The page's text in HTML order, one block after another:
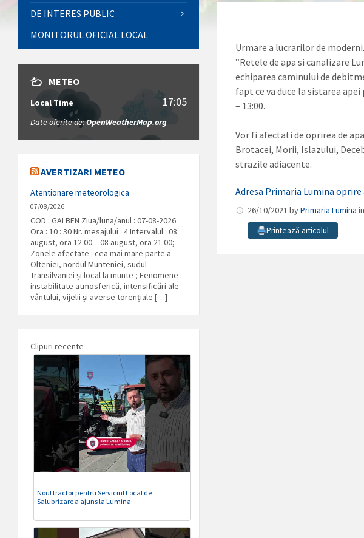
Urmare a lucrarilor de
”Retele de apa si canalizare
echiparea caminului de
fapt ce va duce la sistarea
– 13:00.
Vor fi afectati de oprirea de
Brotacei, Morii, Islazului,
strazile adiacente.
Adresa Primaria Lumina oprire
26/10/2021byPrimaria Lumina
Printează articolul
DE INTERES PUBLIC
MONITORUL OFICIAL LOCAL
METEO
Local Time 17:05
Date oferite de:OpenWeatherMap.org
AVERTIZARI METEO
Atentionare meteorologica
07/08/2026
COD : GALBEN Ziua/luna/anul : 07-08-2026
Ora : 10 : 30 Nr. mesajului : 4 Intervalul : 08
august, ora 12:00 – 08 august, ora 21:00;
Zonele afectate : cea mai mare parte a
Olteniei, nordul Munteniei, sudul
Transilvaniei și local la munte ; Fenomene :
instabilitate atmosferică, intensificări ale
vântului, vijelii și averse torențiale […]
Clipuri recente
Noul tractor pentru Serviciul Local de
Salubrizare a ajuns la Lumina